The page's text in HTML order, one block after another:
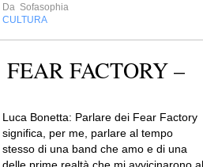
Da Sofasophia
CULTURA
FEAR FACTORY –
Luca Bonetta: Parlare dei Fear Factory
significa, per me, parlare al tempo
stesso di una band che amo e di una